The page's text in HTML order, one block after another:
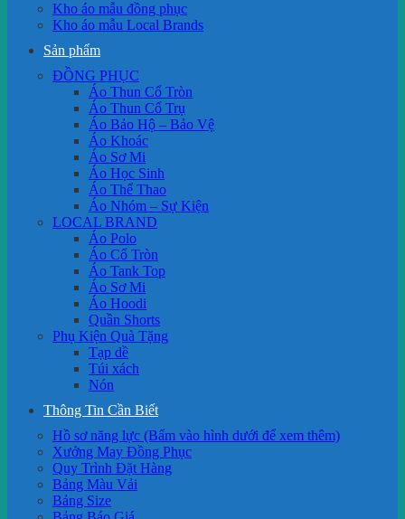
Kho áo mẫu đồng phục
Kho áo mẫu Local Brands
Sản phẩm
ĐỒNG PHỤC
Áo Thun Cổ Tròn
Áo Thun Cổ Trụ
Áo Bảo Hộ – Bảo Vệ
Áo Khoác
Áo Sơ Mi
Áo Học Sinh
Áo Thể Thao
Áo Nhóm – Sự Kiện
LOCAL BRAND
Áo Polo
Áo Cổ Tròn
Áo Tank Top
Áo Sơ Mi
Áo Hoodi
Quần Shorts
Phụ Kiện Quà Tặng
Tạp dề
Túi xách
Nón
Thông Tin Cần Biết
Hồ sơ năng lực (Bấm vào hình dưới để xem thêm)
Xưởng May Đồng Phục
Quy Trình Đặt Hàng
Bảng Màu Vải
Bảng Size